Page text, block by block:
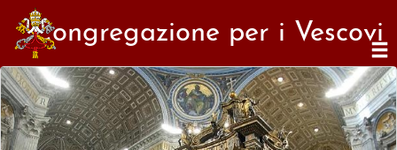
Congregazione per i Vescovi